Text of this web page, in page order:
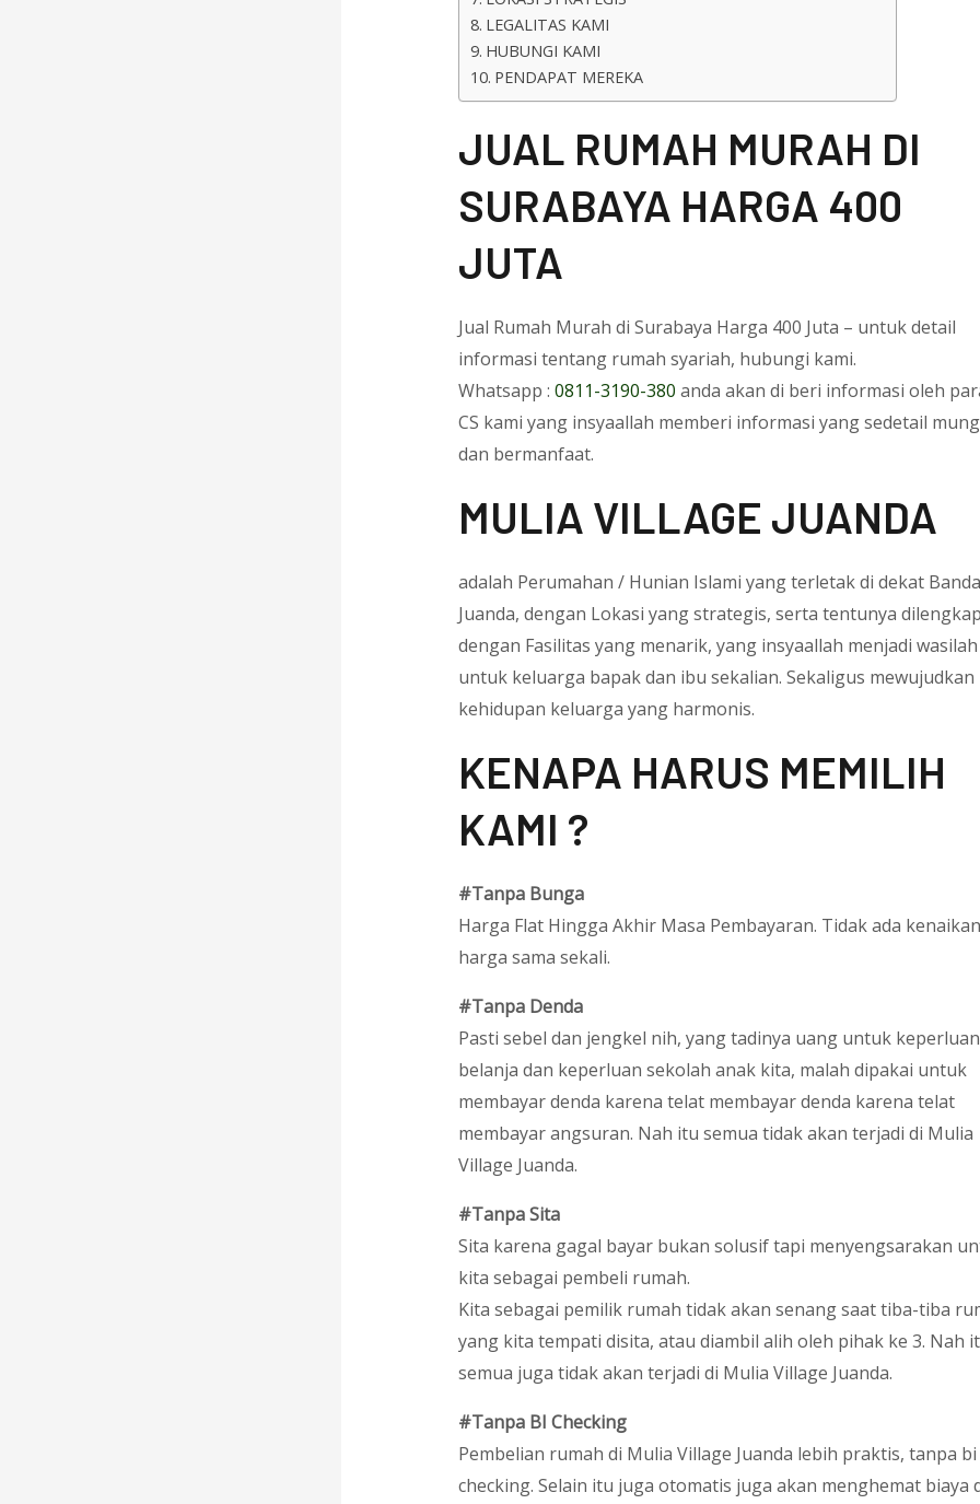
LEGALITAS KAMI
HUBUNGI KAMI
PENDAPAT MEREKA
JUAL RUMAH MURAH DI
SURABAYA HARGA 400
JUTA
Jual Rumah Murah di Surabaya Harga 400 Juta – untuk detail
informasi tentang rumah syariah, hubungi kami.
Whatsapp : 0811-3190-380 anda akan di beri informasi oleh
CS kami yang insyaallah memberi informasi yang sedetail
dan bermanfaat.
MULIA VILLAGE JUANDA
adalah Perumahan / Hunian Islami yang terletak di dekat
Juanda, dengan Lokasi yang strategis, serta tentunya
dengan Fasilitas yang menarik, yang insyaallah menjadi wasilah
untuk keluarga bapak dan ibu sekalian. Sekaligus mewujudkan
kehidupan keluarga yang harmonis.
KENAPA HARUS MEMILIH
KAMI ?
#Tanpa Bunga
Harga Flat Hingga Akhir Masa Pembayaran. Tidak ada kenaikan
harga sama sekali.
#Tanpa Denda
Pasti sebel dan jengkel nih, yang tadinya uang untuk keperluan
belanja dan keperluan sekolah anak kita, malah dipakai untuk
membayar denda karena telat membayar denda karena telat
membayar angsuran. Nah itu semua tidak akan terjadi di Mulia
Village Juanda.
#Tanpa Sita
Sita karena gagal bayar bukan solusif tapi menyengsarakan
kita sebagai pembeli rumah.
Kita sebagai pemilik rumah tidak akan senang saat tiba-tiba
yang kita tempati disita, atau diambil alih oleh pihak ke 3. Nah
semua juga tidak akan terjadi di Mulia Village Juanda.
#Tanpa BI Checking
Pembelian rumah di Mulia Village Juanda lebih praktis, tanpa bi
checking. Selain itu juga otomatis juga akan menghemat biaya